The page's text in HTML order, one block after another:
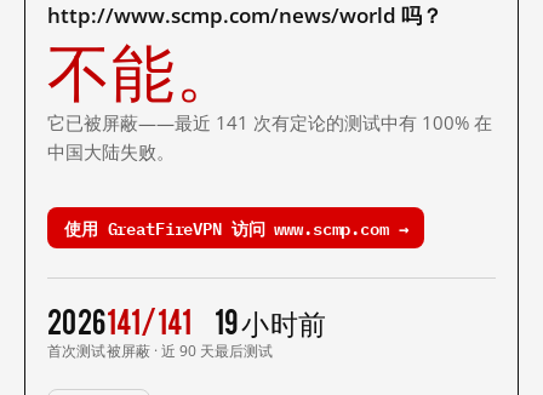
http://www.scmp.com/news/world 吗？
不能。
它已被屏蔽——最近 141 次有定论的测试中有 100% 在
中国大陆失败。
使用 GreatFireVPN 访问 www.scmp.com →
2026
首次测试
141/141
被屏蔽 · 近 90 天
19 小时前
最后测试